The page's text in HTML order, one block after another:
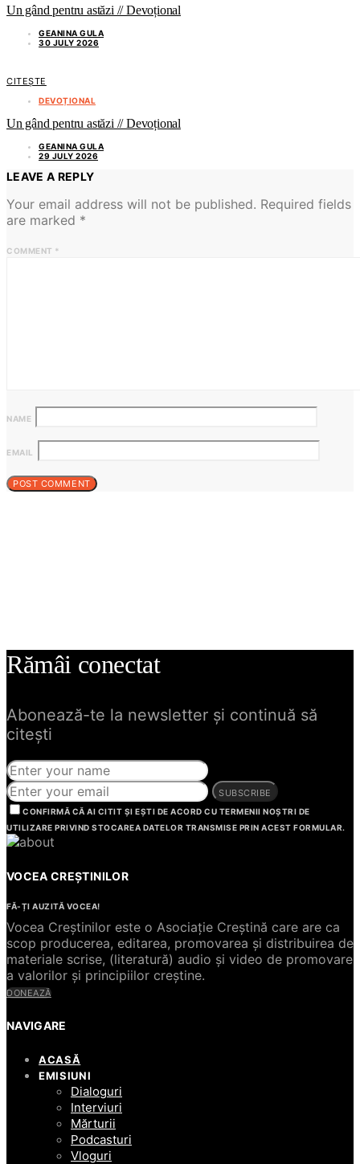
Un gând pentru astăzi // Devoțional
GEANINA GULA
30 JULY 2026
CITEȘTE
DEVOȚIONAL
Un gând pentru astăzi // Devoțional
GEANINA GULA
29 JULY 2026
LEAVE A REPLY
Your email address will not be published. Required fields
are marked *
COMMENT *
NAME
EMAIL
Rămâi conectat
Abonează-te la newsletter și continuă să
citești
SUBSCRIBE
CONFIRMĂ CĂ AI CITIT ȘI EȘTI DE ACORD CU TERMENII NOȘTRI DE
UTILIZARE PRIVIND STOCAREA DATELOR TRANSMISE PRIN ACEST FORMULAR.
VOCEA CREȘTINILOR
FĂ-ȚI AUZITĂ VOCEA!
Vocea Creștinilor este o Asociație Creștină care are ca
scop producerea, editarea, promovarea și distribuirea de
materiale scrise, (literatură) audio și video de promovare
a valorilor și principiilor creștine.
DONEAZĂ
NAVIGARE
ACASĂ
EMISIUNI
Dialoguri
Interviuri
Mărturii
Podcasturi
Vloguri